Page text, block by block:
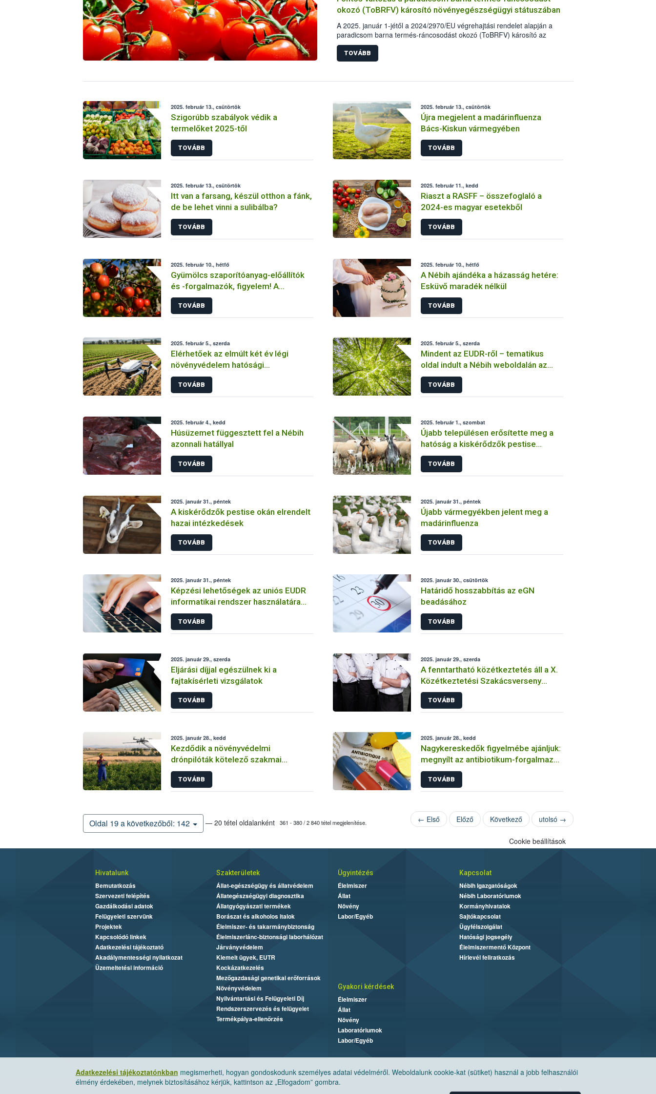
okozó (ToBRFV) károsító növényegészségügyi státuszában
A 2025. január 1-jétől a 2024/2970/EU végrehajtási rendelet alapján a
paradicsom barna termés-ráncosodást okozó (ToBRFV) károsító az
uniós vizsgálatköteles nem-zárlati károsítók (RNQP) közé került. A
változásnak megfelelően januártól az uniós vizsgálatköteles nem-zárlati
károsítók elleni intézkedések léptek érvénybe. E vírus az emberi
TOVÁBB
2025. február 13., csütörtök
Szigorúbb szabályok védik a
termelőket 2025-től
TOVÁBB
2025. február 13., csütörtök
Újra megjelent a madárinfluenza
Bács-Kiskun vármegyében
TOVÁBB
2025. február 13., csütörtök
Itt van a farsang, készül otthon a fánk,
de be lehet vinni a sulibálba?
TOVÁBB
2025. február 11., kedd
Riaszt a RASFF – összefoglaló a
2024-es magyar esetekből
TOVÁBB
2025. február 10., hétfő
Gyümölcs szaporítóanyag-előállítók
és -forgalmazók, figyelem! A
gyümölcsfaiskolai szemlebejelentő
beküldésének határideje: február 28.
TOVÁBB
2025. február 10., hétfő
A Nébih ajándéka a házasság hetére:
Esküvő maradék nélkül
TOVÁBB
2025. február 5., szerda
Elérhetőek az elmúlt két év légi
növényvédelem hatósági
ellenőrzéseinek eredményei
TOVÁBB
2025. február 5., szerda
Mindent az EUDR-ről – tematikus
oldal indult a Nébih weboldalán az
erdőirtásmentes termékek
felügyeletéről
TOVÁBB
2025. február 4., kedd
Húsüzemet függesztett fel a Nébih
azonnali hatállyal
TOVÁBB
2025. február 1., szombat
Újabb településen erősítette meg a
hatóság a kiskérődzők pestise
betegséget
TOVÁBB
2025. január 31., péntek
A kiskérődzők pestise okán elrendelt
hazai intézkedések
TOVÁBB
2025. január 31., péntek
Újabb vármegyékben jelent meg a
madárinfluenza
TOVÁBB
2025. január 31., péntek
Képzési lehetőségek az uniós EUDR
informatikai rendszer használatára
(BETELT)
TOVÁBB
2025. január 30., csütörtök
Határidő hosszabbítás az eGN
beadásához
TOVÁBB
2025. január 29., szerda
Eljárási díjjal egészülnek ki a
fajtakísérleti vizsgálatok
TOVÁBB
2025. január 29., szerda
A fenntartható közétkeztetés áll a X.
Közétkeztetési Szakácsverseny
középpontjában
TOVÁBB
2025. január 28., kedd
Kezdődik a növényvédelmi
drónpilóták kötelező szakmai
továbbképzése
TOVÁBB
2025. január 28., kedd
Nagykereskedők figyelmébe ajánljuk:
megnyílt az antibiotikum-forgalmazás
jelentési felülete
TOVÁBB
Oldal 19 a következőből: 142 — 20 tétel oldalanként 361 - 380 / 2 840 tétel megjelenítése. ← Első Előző Következő utolsó →
Adatkezelési tájékoztatónkban megismerheti, hogyan gondoskodunk személyes adatai védelméről. Weboldalunk cookie-kat (sütiket) használ a jobb felhasználói
élmény érdekében, melynek biztosításához kérjük, kattintson az „Elfogadom” gombra.
Cookie beállítások
Hivatalunk
Bemutatkozás
Szervezeti felépítés
Gazdálkodási adatok
Felügyeleti szervünk
Projektek
Kapcsolódó linkek
Adatkezelési tájékoztató
Akadálymentességi nyilatkozat
Üzemeltetési információ
Szakterületek
Állat-egészségügy és állatvédelem
Állategészségügyi diagnosztika
Állatgyógyászati termékek
Borászat és alkoholos italok
Élelmiszer- és takarmánybiztonság
Élelmiszerlánc-biztonsági laborhálózat
Járványvédelem
Kiemelt ügyek, EUTR
Kockázatkezelés
Mezőgazdasági genetikai erőforrások
Növényvédelem
Nyilvántartási és Felügyeleti Díj
Rendszerszervezés és felügyelet
Termékpálya-ellenőrzés
Ügyintézés
Élelmiszer
Állat
Növény
Labor/Egyéb
Kapcsolat
Nébih Igazgatóságok
Nébih Laboratóriumok
Kormányhivatalok
Sajtókapcsolat
Ügyfélszolgálat
Hatósági jogsegély
Élelmiszermentő Központ
Hírlevél feliratkozás
Gyakori kérdések
Élelmiszer
Állat
Növény
Laboratóriumok
Labor/Egyéb